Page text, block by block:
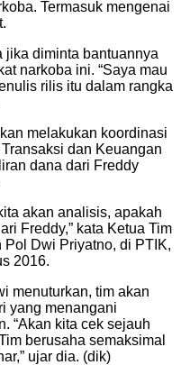
Termasuk mengenai
jika diminta bantuannya
narkoba ini. “Saya mau
rilis itu dalam rangka
melakukan koordinasi
dan Keuangan
dana dari Freddy
akan analisis, apakah
Freddy,” kata Ketua Tim
Pol Dwi Priyatno, di PTIK,
2016.
menuturkan, tim akan
yang menangani
“Akan kita cek sejauh
berusaha semaksimal
ujar dia. (dik)